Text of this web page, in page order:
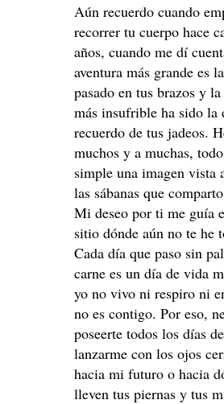
Aún recuerdo cuando
recorrer tu cuerpo hace
años, cuando me dí
aventura más grande es
pasado en tus brazos y
más insufrible ha sido la
recuerdo de tus jadeos.
muchos y a muchas,
simple una imagen vista
las sábanas que
Mi deseo por ti me guía
sitio dónde aún no te he
Cada día que paso sin
carne es un día de vida
yo no vivo ni respiro ni
no es contigo. Por eso,
poseerte todos los días
lanzarme con los ojos
hacia mi futuro o hacia
lleven tus piernas y tus